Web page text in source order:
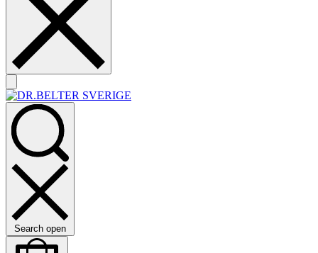
Search open